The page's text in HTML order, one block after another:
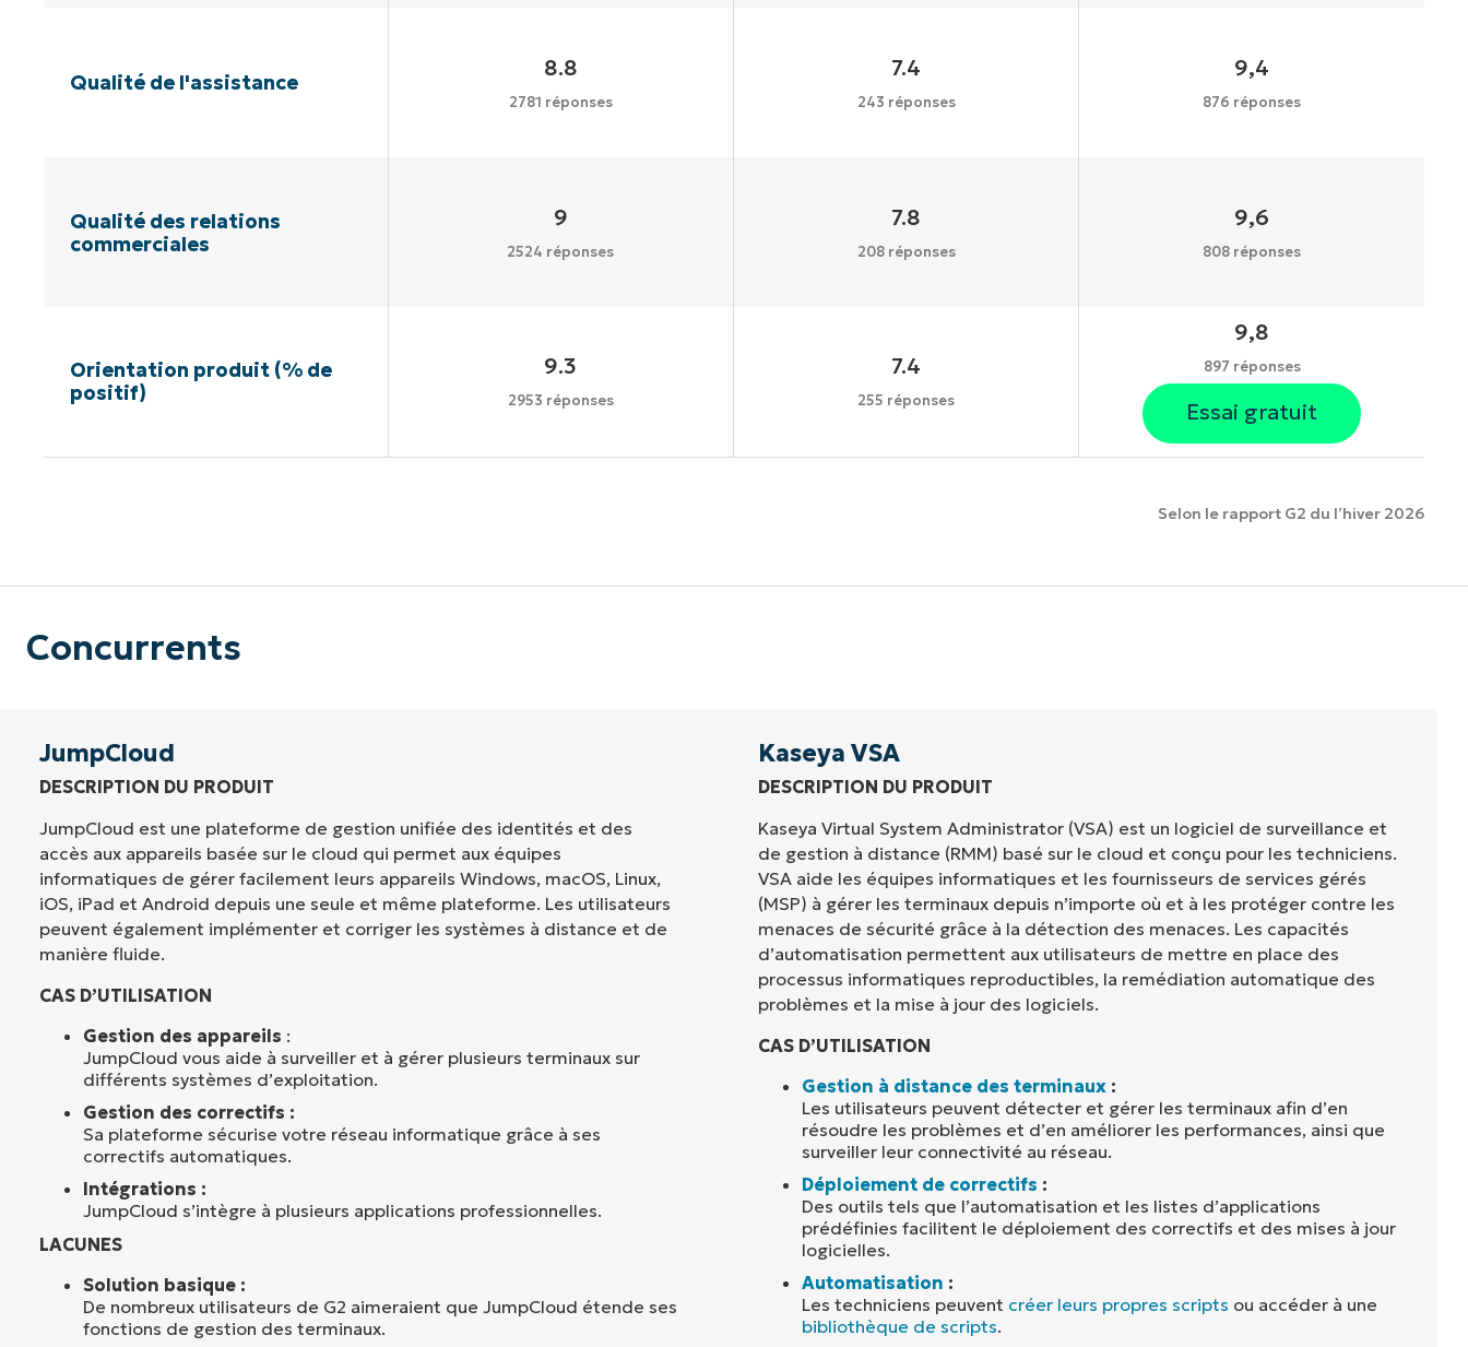
Qualité de l'assistance
8.8
2781 réponses
7.4
243 réponses
9,4
876 réponses
Qualité des relations
commerciales
9
2524 réponses
7.8
208 réponses
9,6
808 réponses
Orientation produit (% de
positif)
9.3
2953 réponses
7.4
255 réponses
9,8
897 réponses
Essai gratuit
Selon le rapport G2 du l’hiver 2026
Concurrents
JumpCloud
DESCRIPTION DU PRODUIT
JumpCloud est une plateforme de gestion unifiée des identités et des
accès aux appareils basée sur le cloud qui permet aux équipes
informatiques de gérer facilement leurs appareils Windows, macOS, Linux,
iOS, iPad et Android depuis une seule et même plateforme. Les utilisateurs
peuvent également implémenter et corriger les systèmes à distance et de
manière fluide.
CAS D’UTILISATION
Gestion des appareils :
JumpCloud vous aide à surveiller et à gérer plusieurs terminaux sur
différents systèmes d’exploitation.
Gestion des correctifs :
Sa plateforme sécurise votre réseau informatique grâce à ses
correctifs automatiques.
Intégrations :
JumpCloud s’intègre à plusieurs applications professionnelles.
LACUNES
Solution basique :
De nombreux utilisateurs de G2 aimeraient que JumpCloud étende ses
fonctions de gestion des terminaux.
Kaseya VSA
DESCRIPTION DU PRODUIT
Kaseya Virtual System Administrator (VSA) est un logiciel de surveillance et
de gestion à distance (RMM) basé sur le cloud et conçu pour les techniciens.
VSA aide les équipes informatiques et les fournisseurs de services gérés
(MSP) à gérer les terminaux depuis n’importe où et à les protéger contre les
menaces de sécurité grâce à la détection des menaces. Les capacités
d’automatisation permettent aux utilisateurs de mettre en place des
processus informatiques reproductibles, la remédiation automatique des
problèmes et la mise à jour des logiciels.
CAS D’UTILISATION
Gestion à distance des terminaux :
Les utilisateurs peuvent détecter et gérer les terminaux afin d’en
résoudre les problèmes et d’en améliorer les performances, ainsi que
surveiller leur connectivité au réseau.
Déploiement de correctifs :
Des outils tels que l’automatisation et les listes d’applications
prédéfinies facilitent le déploiement des correctifs et des mises à jour
logicielles.
Automatisation :
Les techniciens peuvent créer leurs propres scripts ou accéder à une
bibliothèque de scripts.
Company